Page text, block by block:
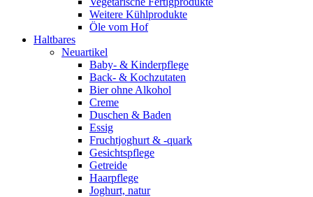
Weitere Kühlprodukte
Öle vom Hof
Haltbares
Neuartikel
Baby- & Kinderpflege
Back- & Kochzutaten
Bier ohne Alkohol
Creme
Duschen & Baden
Essig
Fruchtjoghurt & -quark
Gesichtspflege
Getreide
Haarpflege
Joghurt, natur